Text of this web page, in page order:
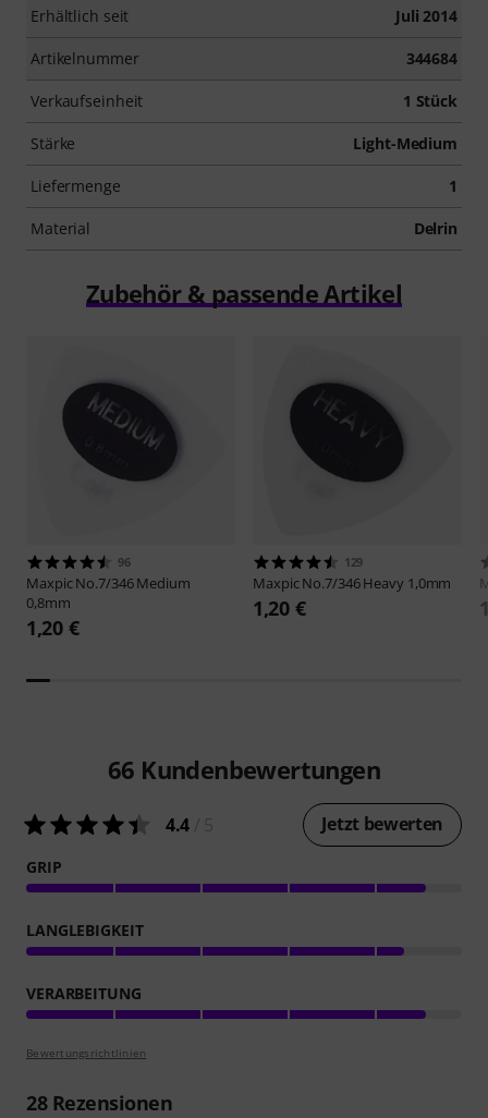
Erhältlich seit Juli 2014
Artikelnummer 344684
Verkaufseinheit 1 Stück
Stärke Light-Medium
Liefermenge 1
Material Delrin
Zubehör & passende Artikel
96
MaxpicNo.7/346 Medium
0,8mm
1,20 €
129
MaxpicNo.7/346 Heavy 1,0mm
1,20 €
66 Kundenbewertungen
4.4 Jetzt bewerten
GRIP
LANGLEBIGKEIT
VERARBEITUNG
Bewertungsrichtlinien
28Rezensionen